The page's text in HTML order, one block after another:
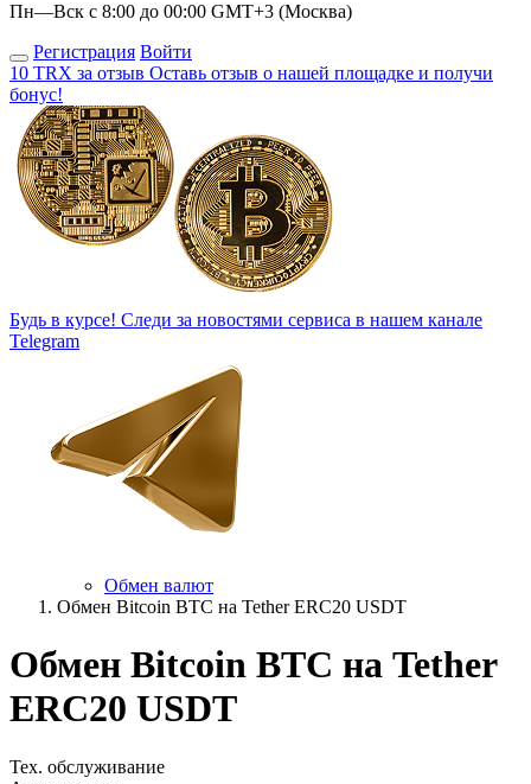
Пн—Вск с 8:00 до 00:00 GMT+3 (Москва)
Регистрация Войти
10 TRX за отзыв Оставь отзыв о нашей площадке и получи
бонус!
Будь в курсе! Следи за новостями сервиса в нашем канале
Telegram
Обмен валют
Обмен Bitcoin BTC на Tether ERC20 USDT
Обмен Bitcoin BTC на Tether
ERC20 USDT
Тех. обслуживание